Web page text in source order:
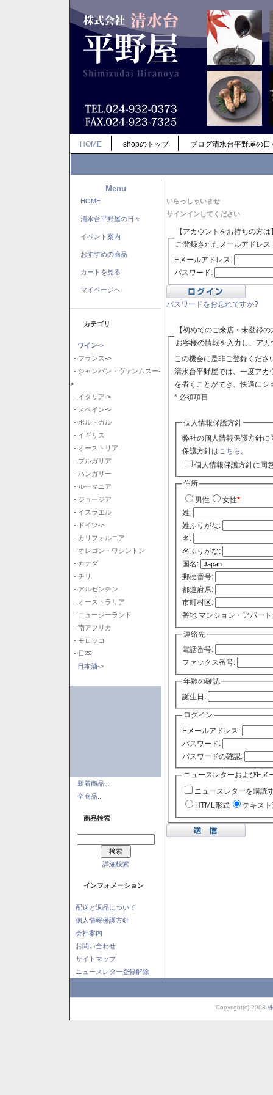
HOME shopのトップ ブログ清水台平野屋の日
Menu
HOME
清水台平野屋の日々
イベント案内
おすすめの商品
カートを見る
マイページへ
カテゴリ
ワイン->
- フランス->
- シャンパン・ヴァンムスー-
>
- イタリア->
- スペイン->
- ポルトガル
- イギリス
- オーストリア
- ブルガリア
- ハンガリー
- ルーマニア
- ジョージア
- イスラエル
- ドイツ->
- カリフォルニア
- オレゴン・ワシントン
- カナダ
- チリ
- アルゼンチン
- オーストラリア
- ニュージーランド
- 南アフリカ
- モロッコ
- 日本
日本酒->
新着商品...
全商品...
商品検索
詳細検索
インフォメーション
配送と返品について
個人情報保護方針
会社案内
お問い合わせ
サイトマップ
ニュースレター登録解除
いらっしゃいませ
サインインしてください
【アカウントをお持ちの方は
ご登録されたメールアドレ
Eメールアドレス:
パスワード:
パスワードをお忘れですか?
【初めてのご来店・未登録の
お客様の情報を入力し、ア
この機会に是非ご登録くださ
清水台平野屋では、一度アカ
を省くことができ、快適に
* 必須項目
個人情報保護方針
弊社の個人情報保護方針
保護方針は こちら 。
個人情報保護方針に同
住所
男性
女性*
姓:
姓ふりがな:
名:
名ふりがな:
国名:
郵便番号:
都道府県:
市町村区:
番地 マンション・アパート
連絡先
電話番号:
ファックス番号:
年齢の確認
誕生日:
ログイン
Eメールアドレス:
パスワード:
パスワードの確認:
ニュースレターおよびEメ
ニュースレターを購読
HTML形式
テキス
Copyright(c) 2008